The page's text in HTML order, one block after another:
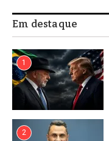
Em destaque
1
2